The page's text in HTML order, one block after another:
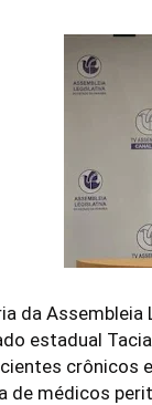
da
estadual
crônicos
de médicos